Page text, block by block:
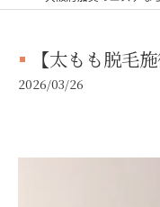
【太もも脱毛
2026/03/26